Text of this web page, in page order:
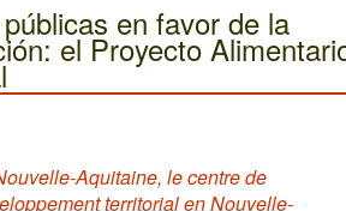
en favor de la
el Proyecto
Aquitaine, le centre de
territorial en Nouvelle-